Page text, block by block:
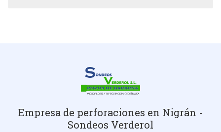
Empresa de perforaciones en Nigrán -
Sondeos Verderol